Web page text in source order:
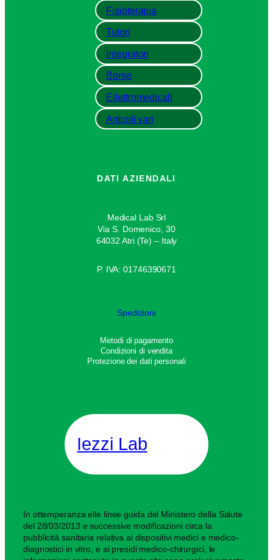
Fisioterapia
Tutori
Integratori
Borse
Ellettromedicali
Articoli vari
DATI AZIENDALI
Medical Lab Srl
Via S. Domenico, 30
64032 Atri (Te) – Italy
P. IVA: 01746390671
Spedizioni
Metodi di pagamento
Condizioni di vendita
Protezione dei dati personali
Iezzi Lab
In ottemperanza elle linee guida del Ministero della Salute
del 28/03/2013 e successive modificazioni circa la
pubblicità sanitaria relativa ai dispositivi medici e medico-
diagnostici in vitro, e ai presidi medico-chirurgici, le